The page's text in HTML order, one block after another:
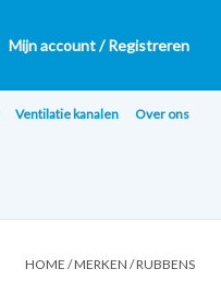
Mijn account / Registreren
Ventilatie kanalen Over ons
HOME /MERKEN /RUBBENS